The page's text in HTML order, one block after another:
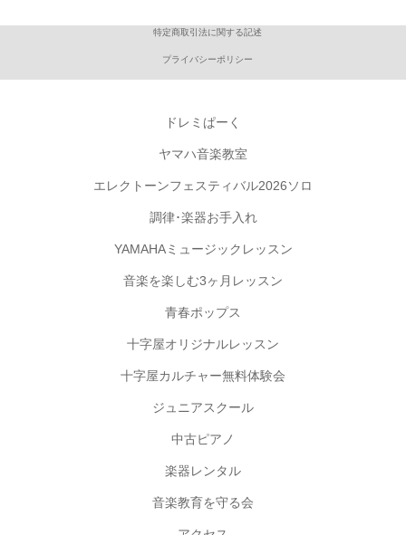
特定商取引法に関する記述
プライバシーポリシー
ドレミぱーく
ヤマハ音楽教室
エレクトーンフェスティバル2026ソロ
調律･楽器お手入れ
YAMAHAミュージックレッスン
音楽を楽しむ3ヶ月レッスン
青春ポップス
十字屋オリジナルレッスン
十字屋カルチャー無料体験会
ジュニアスクール
中古ピアノ
楽器レンタル
音楽教育を守る会